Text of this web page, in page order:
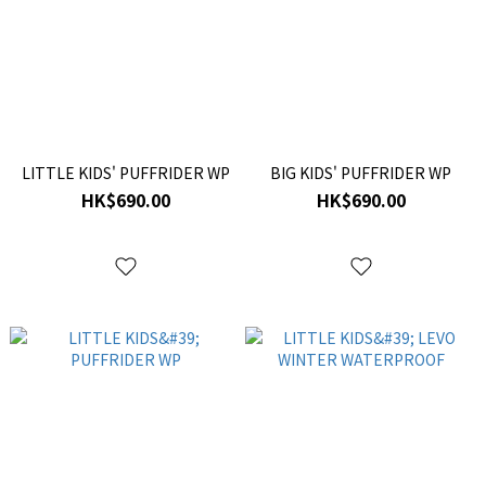
LITTLE KIDS' PUFFRIDER WP
HK$690.00
BIG KIDS' PUFFRIDER WP
HK$690.00